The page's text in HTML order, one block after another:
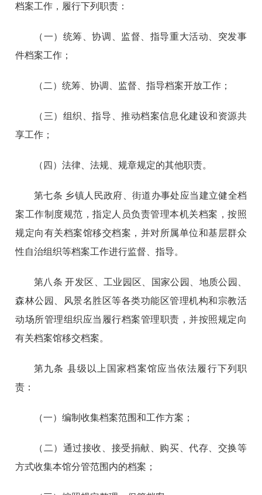
档案工作，履行下列职责：
（一）统筹、协调、监督、指导重大活动、突发事
件档案工作；
（二）统筹、协调、监督、指导档案开放工作；
（三）组织、指导、推动档案信息化建设和资源共
享工作；
（四）法律、法规、规章规定的其他职责。
第七条 乡镇人民政府、街道办事处应当建立健全档
案工作制度规范，指定人员负责管理本机关档案，按照
规定向有关档案馆移交档案，并对所属单位和基层群众
性自治组织等档案工作进行监督、指导。
第八条 开发区、工业园区、国家公园、地质公园、
森林公园、风景名胜区等各类功能区管理机构和宗教活
动场所管理组织应当履行档案管理职责，并按照规定向
有关档案馆移交档案。
第九条 县级以上国家档案馆应当依法履行下列职
责：
（一）编制收集档案范围和工作方案；
（二）通过接收、接受捐献、购买、代存、交换等
方式收集本馆分管范围内的档案；